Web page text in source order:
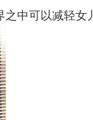
之中可以减轻女